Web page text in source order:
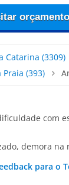
Catarina (3309)
Praia (393)
com
demora na
para o